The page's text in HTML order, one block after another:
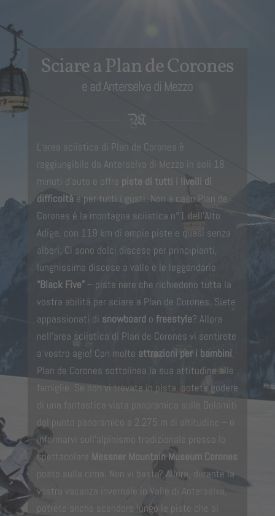
Sciare a Plan de Corones
e ad Anterselva di Mezzo
L‘area sciistica di Plan de Corones è
raggiungibile da Anterselva di Mezzo in soli 18
minuti d’auto e offre piste di tutti i livelli di
difficoltà e per tutti i gusti. Non a caso Plan de
Corones è la montagna sciistica n°1 dell’Alto
Adige, con 119 km di ampie piste e quasi senza
alberi. Ci sono dolci discese per principianti,
lunghissime discese a valle e le leggendarie
“Black Five”– piste nere che richiedono tutta la
vostra abilità per sciare a Plan de Corones. Siete
appassionati di snowboard o freestyle? Allora
nell’area sciistica di Plan de Corones vi sentirete
a vostro agio! Con molte attrazioni per i bambini,
Plan de Corones sottolinea la sua attitudine alle
famiglie. Se non vi trovate in pista, potete godere
di una fantastica vista panoramica sulle Dolomiti
dal punto panoramico a 2.275 m di altitudine – o
informarvi sull’alpinismo tradizionale presso lo
spettacolare Messner Mountain Museum Corones
posto sulla cima. Non vi basta? Allora, durante la
vostra vacanza invernale in Valle di Anterselva,
potrete anche scendere lungo le piste che si